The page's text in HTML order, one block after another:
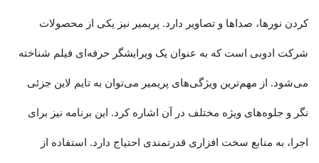
کردن نورها، صداها و تصاویر دارد. پریمیر نیز یکی از محصولات
شرکت ادوبی است که به عنوان یک ویرایشگر حرفه‌ای فیلم شناخته
می‌شود. از مهم‌ترین ویژگی‌های پریمیر می‌توان به تایم لاین جزئی
نگر و جلوه‌های ویژه مختلف در آن اشاره کرد. این برنامه نیز برای
اجرا، به منابع سخت افزاری قدرتمندی احتیاج دارد. استفاده از